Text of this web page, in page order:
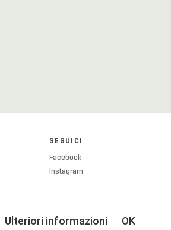
SEGUICI
Facebook
Instagram
Ulteriori informazioni OK